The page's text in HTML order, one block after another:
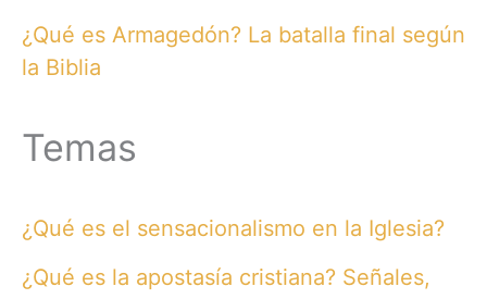
¿Qué es Armagedón? La batalla final según
la Biblia
Temas
¿Qué es el sensacionalismo en la Iglesia?
¿Qué es la apostasía cristiana? Señales,